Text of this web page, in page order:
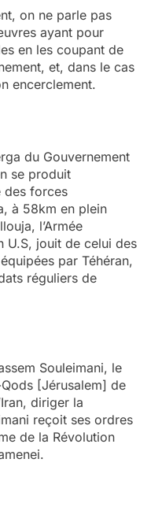
on ne parle pas
ayant pour
en les coupant de
et, dans le cas
encerclement.
du Gouvernement
se produit
des forces
à 58km en plein
l’Armée
U.S, jouit de celui des
par Téhéran,
réguliers de
Souleimani, le
[Jérusalem] de
diriger la
reçoit ses ordres
de la Révolution